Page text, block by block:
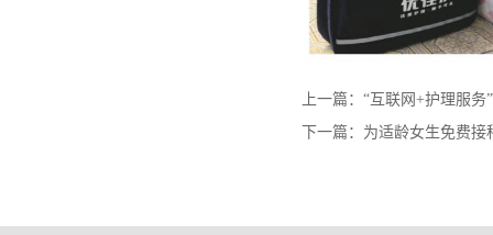
上一篇： “互联网+护理服务
下一篇： 为适龄女生免费接